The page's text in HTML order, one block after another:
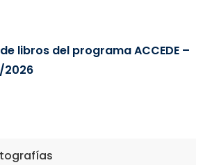
libros del programa ACCEDE –
2026